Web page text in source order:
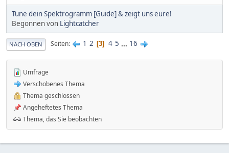
Tune dein Spektrogramm [Guide] & zeigt uns eure!
Begonnen von Lightcatcher
NACH OBEN Seiten 1 2 3 4 5 ... 16
Umfrage
Verschobenes Thema
Thema geschlossen
Angeheftetes Thema
Thema, das Sie beobachten